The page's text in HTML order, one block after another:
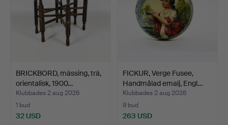
BRICKBORD, mässing, trä,
orientalisk, 1900…
Klubbades 2 aug 2026
1 bud
32 USD
FICKUR, Verge Fusee,
Handmålad emalj, Engl…
Klubbades 2 aug 2026
9 bud
263 USD